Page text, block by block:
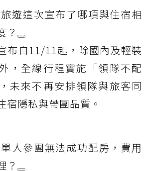
遊這次宣布了哪項與住宿相
？
布自11/11起，除國內及輕裝
，全線行程實施「領隊不配
未來不再安排領隊與旅客同
宿隱私與帶團品質。
人參團無法成功配房，費用
？